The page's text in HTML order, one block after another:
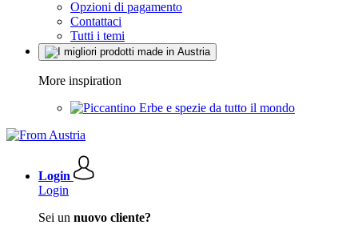
Opzioni di pagamento
Contattaci
Tutti i temi
More inspiration
Erbe e spezie da tutto il mondo
Login
Login
Sei un nuovo cliente?